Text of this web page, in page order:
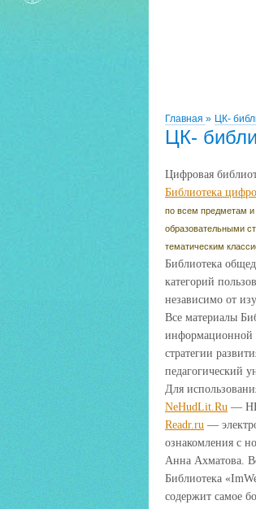
Главная » ЦК-
ЦК-
Цифровая
Библиотека
по всем предметам
образовательными
тематическим
Библиотека
категорий
независимо от
Все материалы
информационной
стратегии
педагогический
Для
NeHudLit.Ru —
Readr.ru —
ознакомления с
Анна Ахматова.
Библиотека
содержит самое